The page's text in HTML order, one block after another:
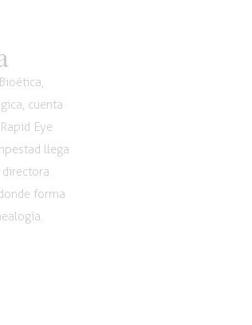
cuenta
Eye
llega
forma